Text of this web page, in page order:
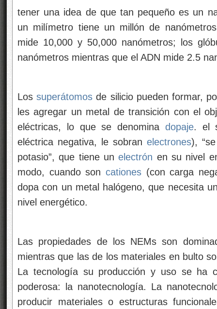
tener una idea de que tan pequeño es un
un milímetro tiene un millón de
mide 10,000 y 50,000 nanómetros; los
nanómetros mientras que el ADN mide 2.5
Lossuperátomos de silicio pueden formar,
les agregar un metal de transición con el
eléctricas, lo que se denomina dopaje. el
eléctrica negativa, le sobran electrones),
potasio”, que tiene unelectrón en su nivel
modo, cuando son cationes(con carga
dopa con un metal halógeno, que necesita
nivel energético.
Las propiedades de los NEMs son
mientras que las de los materiales en bulto
La tecnología su producción y uso se ha
poderosa: la nanotecnología. La
producir materiales o estructuras